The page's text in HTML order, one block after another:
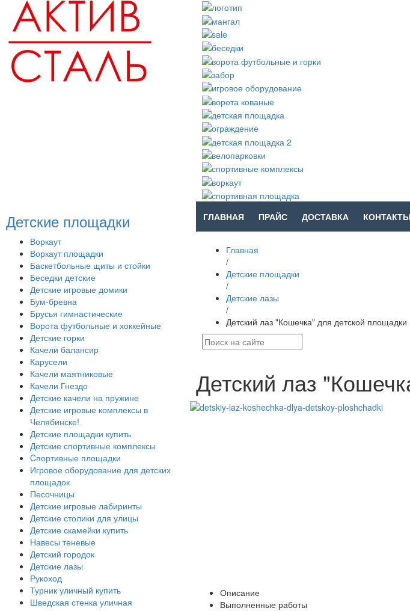
Детские площадки
Воркаут
Воркаут площадки
Баскетбольные щиты и стойки
Беседки детские
Детские игровые домики
Бум-бревна
Брусья гимнастические
Ворота футбольные и хоккейные
Детские горки
Качели балансир
Карусели
Качели маятниковые
Качели Гнездо
Детские качели на пружине
Детские игровые комплексы в
Челябинске!
Детские площадки купить
Детские спортивные комплексы
Cпортивные площадки
Игровое оборудование для детских
площадок
Песочницы
Детские игровые лабиринты
Детские столики для улицы
Детские скамейки купить
Навесы теневые
Детский городок
Детские лазы
Рукоход
Турник уличный купить
Шведская стенка уличная
ГЛАВНАЯ ПРАЙС ДОСТАВКА КОНТАКТЫ
Главная
/
Детские площадки
/
Детские лазы
/
Детский лаз "Кошечка" для детской площадки
Детский лаз
Описание
Выполненные работы